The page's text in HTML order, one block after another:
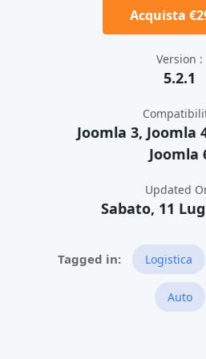
Acquista
Version :
5.2.1
Joomla 3, Joomla
Joomla
Updated
Sabato, 11
Logistica
Auto